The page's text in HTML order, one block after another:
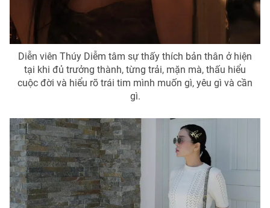
Diễn viên Thúy Diễm tâm sự thấy thích bản thân ở hiện
tại khi đủ trưởng thành, từng trải, mặn mà, thấu hiểu
cuộc đời và hiểu rõ trái tim mình muốn gì, yêu gì và cần
gì.